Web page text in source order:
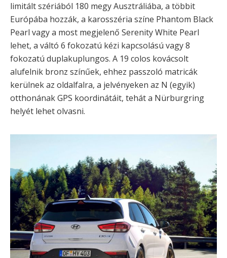
limitált szériából 180 megy Ausztráliába, a többit
Európába hozzák, a karosszéria színe Phantom Black
Pearl vagy a most megjelenő Serenity White Pearl
lehet, a váltó 6 fokozatú kézi kapcsolású vagy 8
fokozatú duplakuplungos. A 19 colos kovácsolt
alufelnik bronz színűek, ehhez passzoló matricák
kerülnek az oldalfalra, a jelvényeken az N (egyik)
otthonának GPS koordinátáit, tehát a Nürburgring
helyét lehet olvasni.